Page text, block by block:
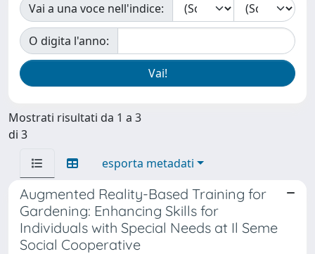
Vai a una voce nell'indice:
O digita l'anno:
Mostrati risultati da 1 a 3
di 3
esporta metadati
Augmented Reality-Based Training for
Gardening: Enhancing Skills for
Individuals with Special Needs at Il Seme
Social Cooperative